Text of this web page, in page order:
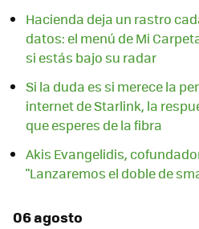
Hacienda deja un rastro
datos: el menú de Mi
si estás bajo su radar
Si la duda es si merece la
internet de Starlink, la
que esperes de la fibra
Akis Evangelidis,
"Lanzaremos el doble de
06 agosto